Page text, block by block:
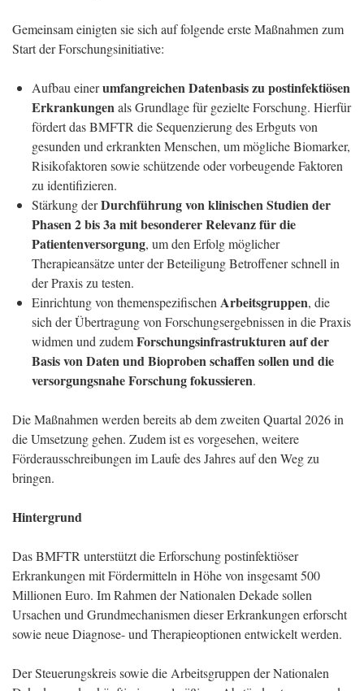
Gemeinsam einigten sie sich auf folgende erste Maßnahmen zum
Start der Forschungsinitiative:
Aufbau einerumfangreichen Datenbasis zu postinfektiösen
Erkrankungenals Grundlage für gezielte Forschung. Hierfür
fördert das BMFTR die Sequenzierung des Erbguts von
gesunden und erkrankten Menschen, um mögliche Biomarker,
Risikofaktoren sowie schützende oder vorbeugende Faktoren
zu identifizieren.
Stärkung derDurchführung von klinischen Studien der
Phasen 2 bis 3a mit besonderer Relevanz für die
Patientenversorgung, um den Erfolg möglicher
Therapieansätze unter der Beteiligung Betroffener schnell in
der Praxis zu testen.
Einrichtung von themenspezifischen Arbeitsgruppen, die
sich der Übertragung von Forschungsergebnissen in die Praxis
widmen und zudemForschungsinfrastrukturen auf der
Basis von Daten und Bioproben schaffen sollen und die
versorgungsnahe Forschung fokussieren.
Die Maßnahmen werden bereits ab dem zweiten Quartal 2026 in
die Umsetzung gehen. Zudem ist es vorgesehen, weitere
Förderausschreibungen im Laufe des Jahres auf den Weg zu
bringen.
Hintergrund
Das BMFTR unterstützt die Erforschung postinfektiöser
Erkrankungen mit Fördermitteln in Höhe von insgesamt 500
Millionen Euro. Im Rahmen der Nationalen Dekade sollen
Ursachen und Grundmechanismen dieser Erkrankungen erforscht
sowie neue Diagnose- und Therapieoptionen entwickelt werden.
Der Steuerungskreis sowie die Arbeitsgruppen der Nationalen